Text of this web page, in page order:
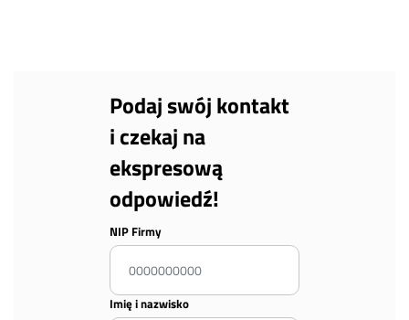
Podaj swój kontakt
i czekaj na
ekspresową
odpowiedź!
NIP Firmy
Imię i nazwisko